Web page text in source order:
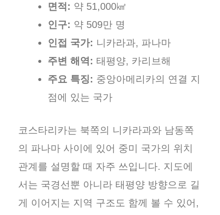
면적: 약 51,000㎢
인구: 약 509만 명
인접 국가: 니카라과, 파나마
주변 해역: 태평양, 카리브해
주요 특징: 중앙아메리카의 연결 지
점에 있는 국가
코스타리카는 북쪽의 니카라과와 남동쪽
의 파나마 사이에 있어 중미 국가의 위치
관계를 설명할 때 자주 쓰입니다. 지도에
서는 국경선뿐 아니라 태평양 방향으로 길
게 이어지는 지역 구조도 함께 볼 수 있어,